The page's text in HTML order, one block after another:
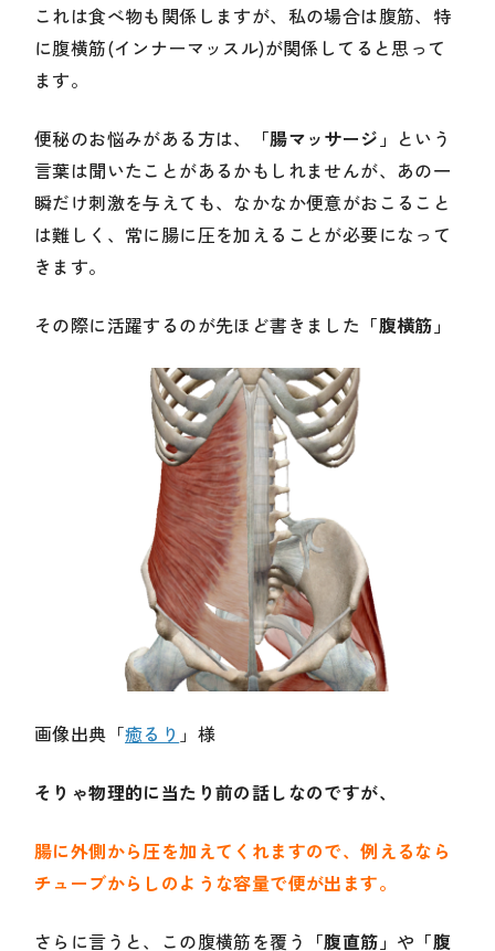
これは食べ物も関係しますが、私の場合は腹筋、特
に腹横筋(インナーマッスル)が関係してると思って
ます。
便秘のお悩みがある方は、 「腸マッサージ」 という
言葉は聞いたことがあるかもしれませんが、あの一
瞬だけ刺激を与えても、なかなか便意がおこること
は難しく、常に腸に圧を加えることが必要になって
きます。
その際に活躍するのが先ほど書きました 「腹横筋」
画像出典「癒るり 」様
そりゃ物理的に当たり前の話しなのですが、
腸に外側から圧を加えてくれますので、例えるなら
チューブからしのような容量で便が出ます。
さらに言うと、この腹横筋を覆う 「腹直筋」 や 「腹